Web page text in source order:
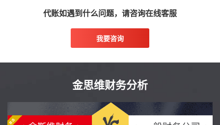
代账如遇到什么问题，请咨询在线客服
我要咨询
金思维财务分析